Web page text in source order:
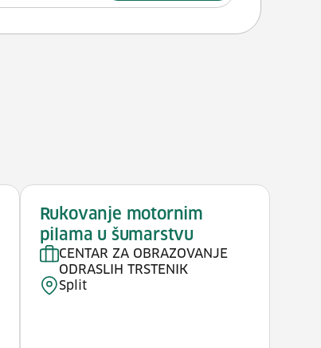
Rukovanje motornim
pilama u šumarstvu
CENTAR ZA OBRAZOVANJE
ODRASLIH TRSTENIK
Split